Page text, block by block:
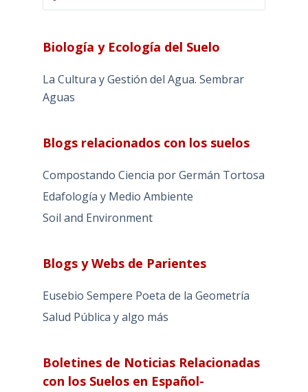
Biología y Ecología del Suelo
La Cultura y Gestión del Agua. Sembrar
Aguas
Blogs relacionados con los suelos
Compostando Ciencia por Germán Tortosa
Edafología y Medio Ambiente
Soil and Environment
Blogs y Webs de Parientes
Eusebio Sempere Poeta de la Geometría
Salud Pública y algo más
Boletines de Noticias Relacionadas
con los Suelos en Español-